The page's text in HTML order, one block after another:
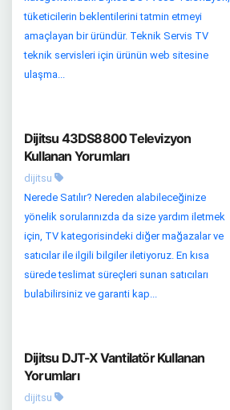
tüketicilerin beklentilerini tatmin etmeyi
amaçlayan bir üründür. Teknik Servis TV
teknik servisleri için ürünün web sitesine
ulaşma...
Dijitsu 43DS8800 Televizyon
Kullanan Yorumları
dijitsu
Nerede Satılır? Nereden alabileceğinize
yönelik sorularınızda da size yardım iletmek
için, TV kategorisindeki diğer mağazalar ve
satıcılar ile ilgili bilgiler iletiyoruz. En kısa
sürede teslimat süreçleri sunan satıcıları
bulabilirsiniz ve garanti kap...
Dijitsu DJT-X Vantilatör Kullanan
Yorumları
dijitsu